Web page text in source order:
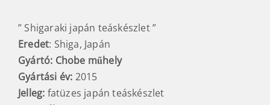
” Shigaraki japán teáskészlet ”
Eredet: Shiga, Japán
Gyártó: Chobe műhely
Gyártási év: 2015
Jelleg: fatüzes japán teáskészlet